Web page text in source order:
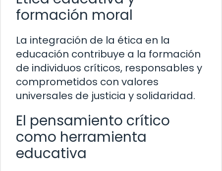
formación moral
La integración de la ética en la
educación contribuye a la formación
de individuos críticos, responsables y
comprometidos con valores
universales de justicia y solidaridad.
El pensamiento crítico
como herramienta
educativa